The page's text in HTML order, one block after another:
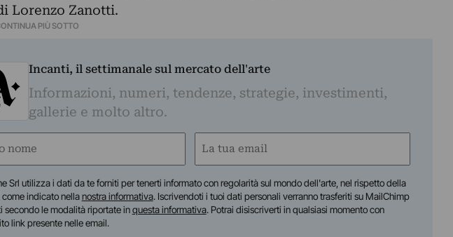
Lorenzo Zanotti.
PIÙ SOTTO
Incanti, il settimanale sul mercato dell'arte
Informazioni, numeri, tendenze, strategie, investimenti,
gallerie e molto altro.
Email
Srl utilizza i dati da te forniti per tenerti informato con regolarità sul mondo dell'arte, nel rispetto della
indicato nellanostra informativa. Iscrivendoti i tuoi dati personali verranno trasferiti su MailChimp
secondo le modalità riportate inquesta informativa. Potrai disiscriverti in qualsiasi momento con
link presente nelle email.